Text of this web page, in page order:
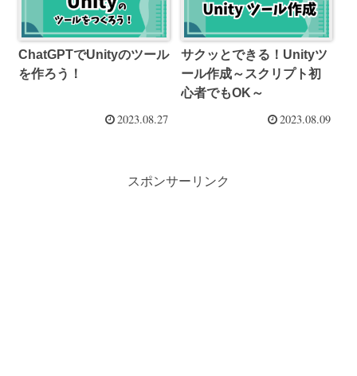
ChatGPTでUnityのツール
を作ろう！
2023.08.27
サクッとできる！Unityツ
ール作成～スクリプト初
心者でもOK～
2023.08.09
スポンサーリンク